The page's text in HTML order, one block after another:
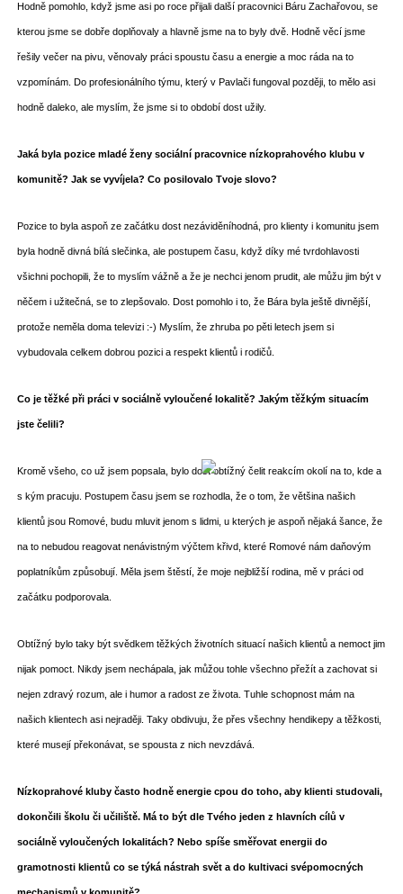
Hodně pomohlo, když jsme asi po roce přijali další pracovnici Báru Zachařovou, se
kterou jsme se dobře doplňovaly a hlavně jsme na to byly dvě. Hodně věcí jsme
řešily večer na pivu, věnovaly práci spoustu času a energie a moc ráda na to
vzpomínám. Do profesionálního týmu, který v Pavlači fungoval později, to mělo asi
hodně daleko, ale myslím, že jsme si to období dost užily.
Jaká byla pozice mladé ženy sociální pracovnice nízkoprahového klubu v
komunitě? Jak se vyvíjela? Co posilovalo Tvoje slovo?
Pozice to byla aspoň ze začátku dost nezáviděníhodná, pro klienty i komunitu jsem
byla hodně divná bílá slečinka, ale postupem času, když díky mé tvrdohlavosti
všichni pochopili, že to myslím vážně a že je nechci jenom prudit, ale můžu jim být v
něčem i užitečná, se to zlepšovalo. Dost pomohlo i to, že Bára byla ještě divnější,
protože neměla doma televizi :-) Myslím, že zhruba po pěti letech jsem si
vybudovala celkem dobrou pozici a respekt klientů i rodičů.
Co je těžké při práci v sociálně vyloučené lokalitě? Jakým těžkým situacím
jste čelili?
Kromě všeho, co už jsem popsala, bylo dost obtížný čelit reakcím okolí na to, kde a
s kým pracuju. Postupem času jsem se rozhodla, že o tom, že většina našich
klientů jsou Romové, budu mluvit jenom s lidmi, u kterých je aspoň nějaká šance, že
na to nebudou reagovat nenávistným výčtem křivd, které Romové nám daňovým
poplatníkům způsobují. Měla jsem štěstí, že moje nejbližší rodina, mě v práci od
začátku podporovala.
Obtížný bylo taky být svědkem těžkých životních situací našich klientů a nemoct jim
nijak pomoct. Nikdy jsem nechápala, jak můžou tohle všechno přežít a zachovat si
nejen zdravý rozum, ale i humor a radost ze života. Tuhle schopnost mám na
našich klientech asi nejraději. Taky obdivuju, že přes všechny hendikepy a těžkosti,
které musejí překonávat, se spousta z nich nevzdává.
Nízkoprahové kluby často hodně energie cpou do toho, aby klienti studovali,
dokončili školu či učiliště. Má to být dle Tvého jeden z hlavních cílů v
sociálně vyloučených lokalitách? Nebo spíše směřovat energii do
gramotnosti klientů co se týká nástrah svět a do kultivaci svépomocných